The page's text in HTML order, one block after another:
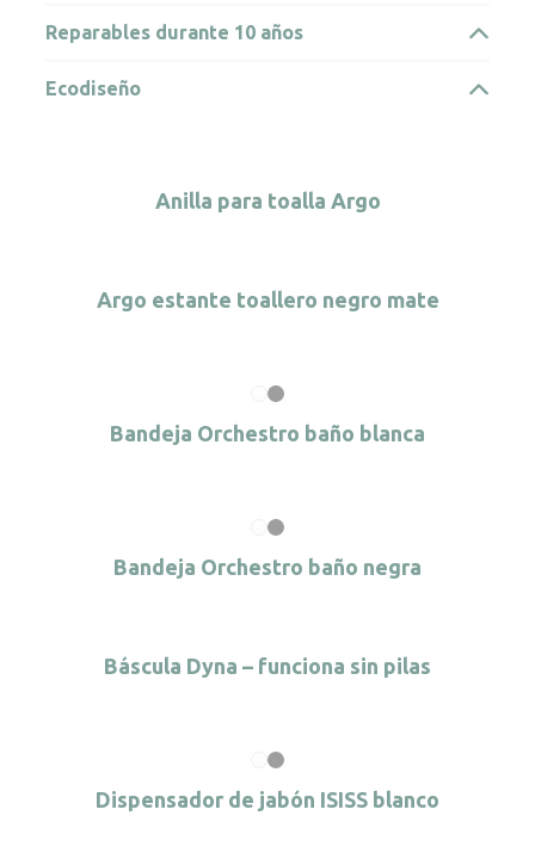
Anilla para toalla Argo
Argo estante toallero negro mate
Bandeja Orchestro baño blanca
Bandeja Orchestro baño negra
Báscula Dyna – funciona sin pilas
Dispensador de jabón ISISS blanco
Reparables durante 10 años
Ecodiseño